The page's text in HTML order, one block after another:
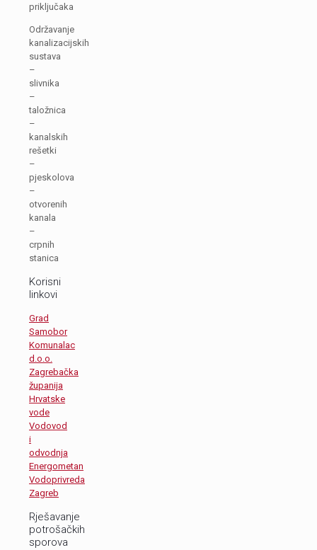
priključaka
Održavanje
kanalizacijskih
sustava
–
slivnika
–
taložnica
–
kanalskih
rešetki
–
pjeskolova
–
otvorenih
kanala
–
crpnih
stanica
Korisni
linkovi
Grad
Samobor
Komunalac
d.o.o.
Zagrebačka
županija
Hrvatske
vode
Vodovod
i
odvodnja
Energometan
Vodoprivreda
Zagreb
Rješavanje
potrošačkih
sporova